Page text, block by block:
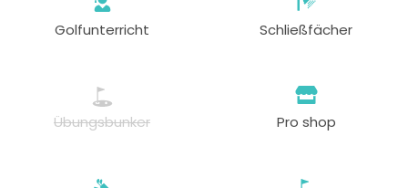
Golfunterricht Schließfächer
Übungsbunker Pro shop